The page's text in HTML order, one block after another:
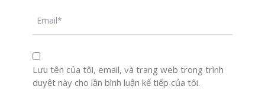
Lưu tên của tôi, email, và trang web trong trình
duyệt này cho lần bình luận kế tiếp của tôi.